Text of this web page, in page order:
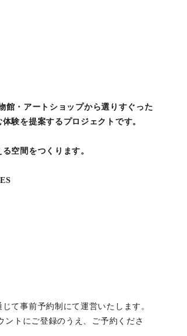
・アートショップから選りすぐった
験を提案するプロジェクトです。
空間をつくります。
て事前予約制にて運営いたします。
トにご登録のうえ、ご予約くださ